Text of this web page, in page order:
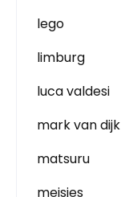
lego
limburg
luca valdesi
mark van dijk
matsuru
meisjes